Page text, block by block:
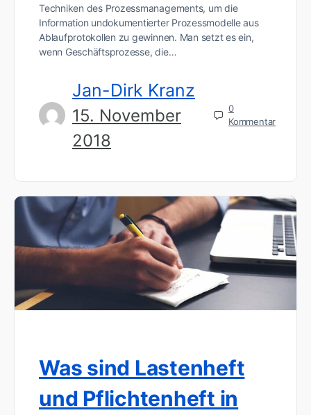
Techniken des Prozessmanagements, um die
Information undokumentierter Prozessmodelle aus
Ablaufprotokollen zu gewinnen. Man setzt es ein,
wenn Geschäftsprozesse, die…
Jan-Dirk Kranz
15. November
2018
0
Kommentar
Was sind Lastenheft
und Pflichtenheft in